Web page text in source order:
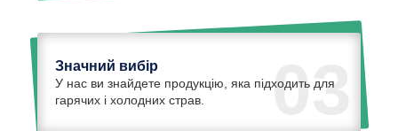
03
Значний вибір
У нас ви знайдете продукцію, яка підходить для
гарячих і холодних страв.